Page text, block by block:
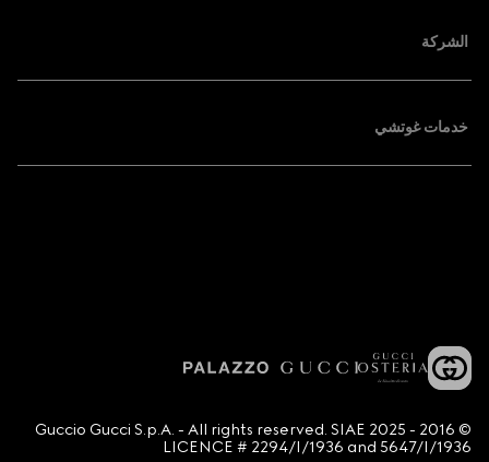
الشركة
خدمات غوتشي
© 2016 - 2025 Guccio Gucci S.p.A. - All rights reserved. SIAE
LICENCE # 2294/I/1936 and 5647/I/1936